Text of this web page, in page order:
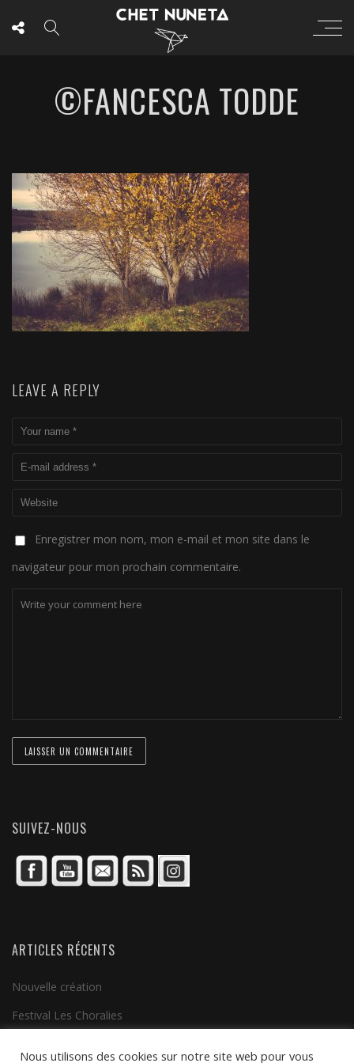
©FANCESCA TODDE
LEAVE A REPLY
Enregistrer mon nom, mon e-mail et mon site dans le
navigateur pour mon prochain commentaire.
SUIVEZ-NOUS
ARTICLES RÉCENTS
Nouvelle création
Festival Les Choralies
Nous utilisons des cookies sur notre site web pour vous